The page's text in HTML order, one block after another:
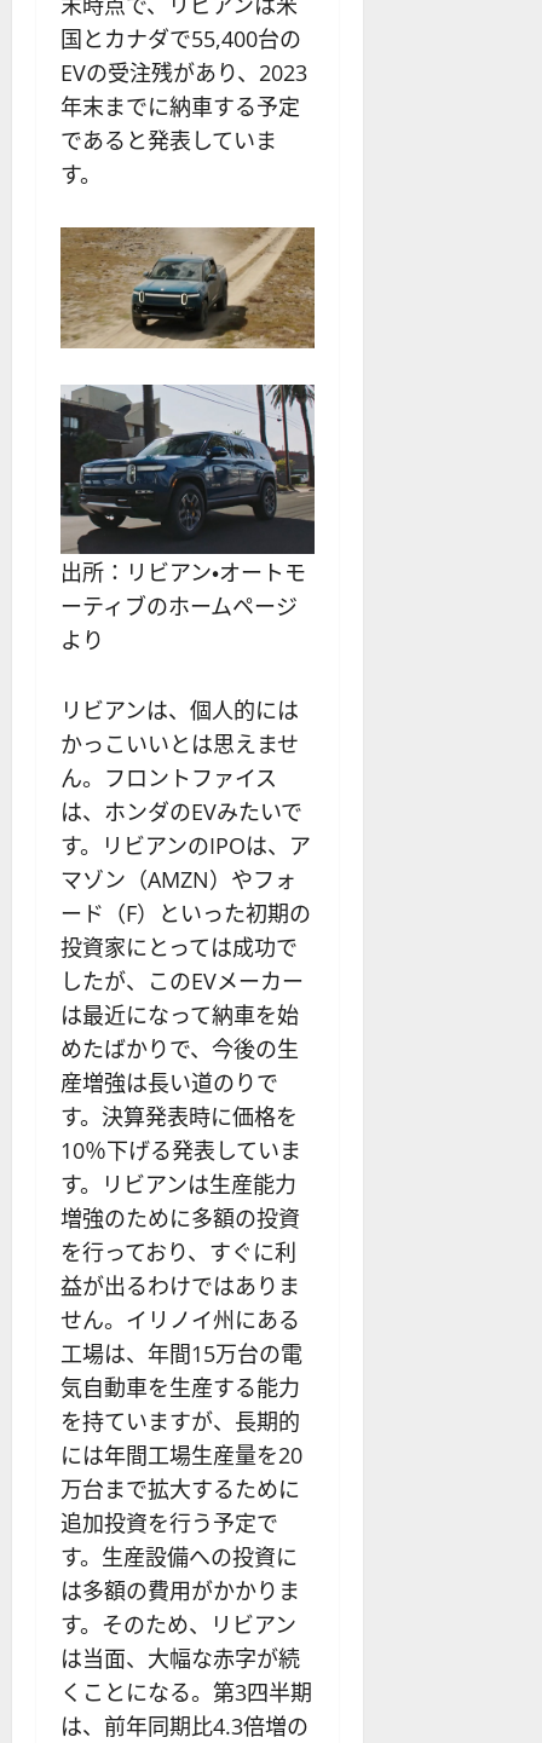
国とカナダで55,400台の
EVの受注残があり、2023
年末までに納車する予定
であると発表していま
す。
出所：リビアン・オートモ
ーティブのホームページ
より
リビアンは、個人的には
かっこいいとは思えませ
ん。フロントファイス
は、ホンダのEVみたいで
す。リビアンのIPOは、ア
マゾン（AMZN）やフォ
ード（F）といった初期の
投資家にとっては成功で
したが、このEVメーカー
は最近になって納車を始
めたばかりで、今後の生
産増強は長い道のりで
す。決算発表時に価格を
10％下げる発表していま
す。リビアンは生産能力
増強のために多額の投資
を行っており、すぐに利
益が出るわけではありま
せん。イリノイ州にある
工場は、年間15万台の電
気自動車を生産する能力
を持ていますが、長期的
には年間工場生産量を20
万台まで拡大するために
追加投資を行う予定で
す。生産設備への投資に
は多額の費用がかかりま
す。そのため、リビアン
は当面、大幅な赤字が続
くことになる。第3四半期
は、前年同期比4.3倍増の